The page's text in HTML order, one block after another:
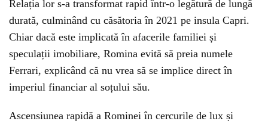
Relația lor s-a transformat rapid într-o legătură de lungă
durată, culminând cu căsătoria în 2021 pe insula Capri.
Chiar dacă este implicată în afacerile familiei și
speculații imobiliare, Romina evită să preia numele
Ferrari, explicând că nu vrea să se implice direct în
imperiul financiar al soțului său.
Ascensiunea rapidă a Rominei în cercurile de lux și